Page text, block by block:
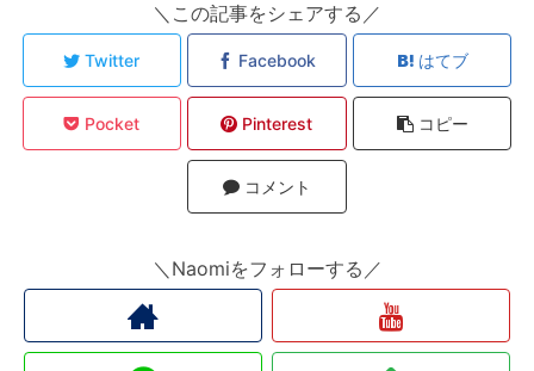
＼この記事をシェアする／
Twitter Facebook はてブ
Pocket Pinterest コピー
コメント
＼Naomiをフォローする／